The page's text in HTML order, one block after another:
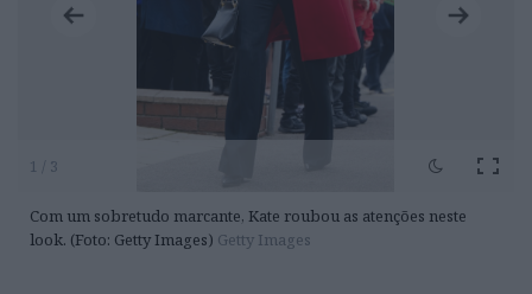
1 / 3
Com um sobretudo marcante, Kate roubou as atenções neste
look. (Foto: Getty Images) Getty Images